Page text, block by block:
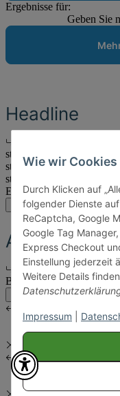
Wie wir Cookies
Durch Klicken auf
folgender Dienste
ReCaptcha, Google
Google Tag
Express Checkout
Einstellung jederzeit
Weitere Details
Impressum
Ergebnisse für:
Geben Sie
Headline
static content
static content
start
Ende
main:another main
Another
Body Content
main:another main